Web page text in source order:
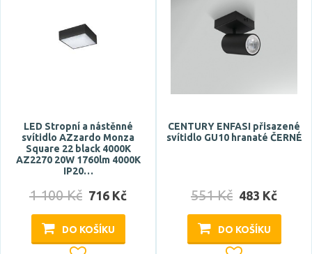
LED Stropní a nástěnné
svítidlo AZzardo Monza
Square 22 black 4000K
AZ2270 20W 1760lm 4000K
IP20…
1 100 Kč 716 Kč
DO KOŠÍKU
CENTURY ENFASI přisazené
svítidlo GU10 hranaté ČERNÉ
551 Kč 483 Kč
DO KOŠÍKU